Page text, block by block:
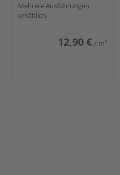
Mehrere Ausführungen
erhältlich
12,90 € / m²